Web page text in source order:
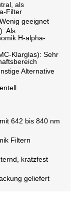
als
Filter
geeignet
Als
H-alpha-
Klarglas): Sehr
Alternative
642 bis 840 nm
Filtern
kratzfest
geliefert